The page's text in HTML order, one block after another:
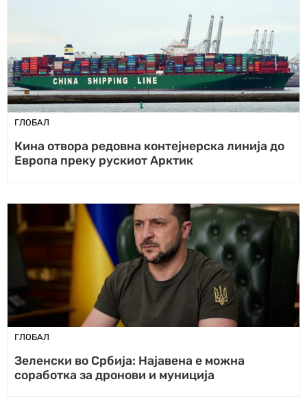
ГЛОБАЛ
Кина отвора редовна контејнерска линија до
Европа преку рускиот Арктик
ГЛОБАЛ
Зеленски во Србија: Најавена е можна
соработка за дронови и муниција